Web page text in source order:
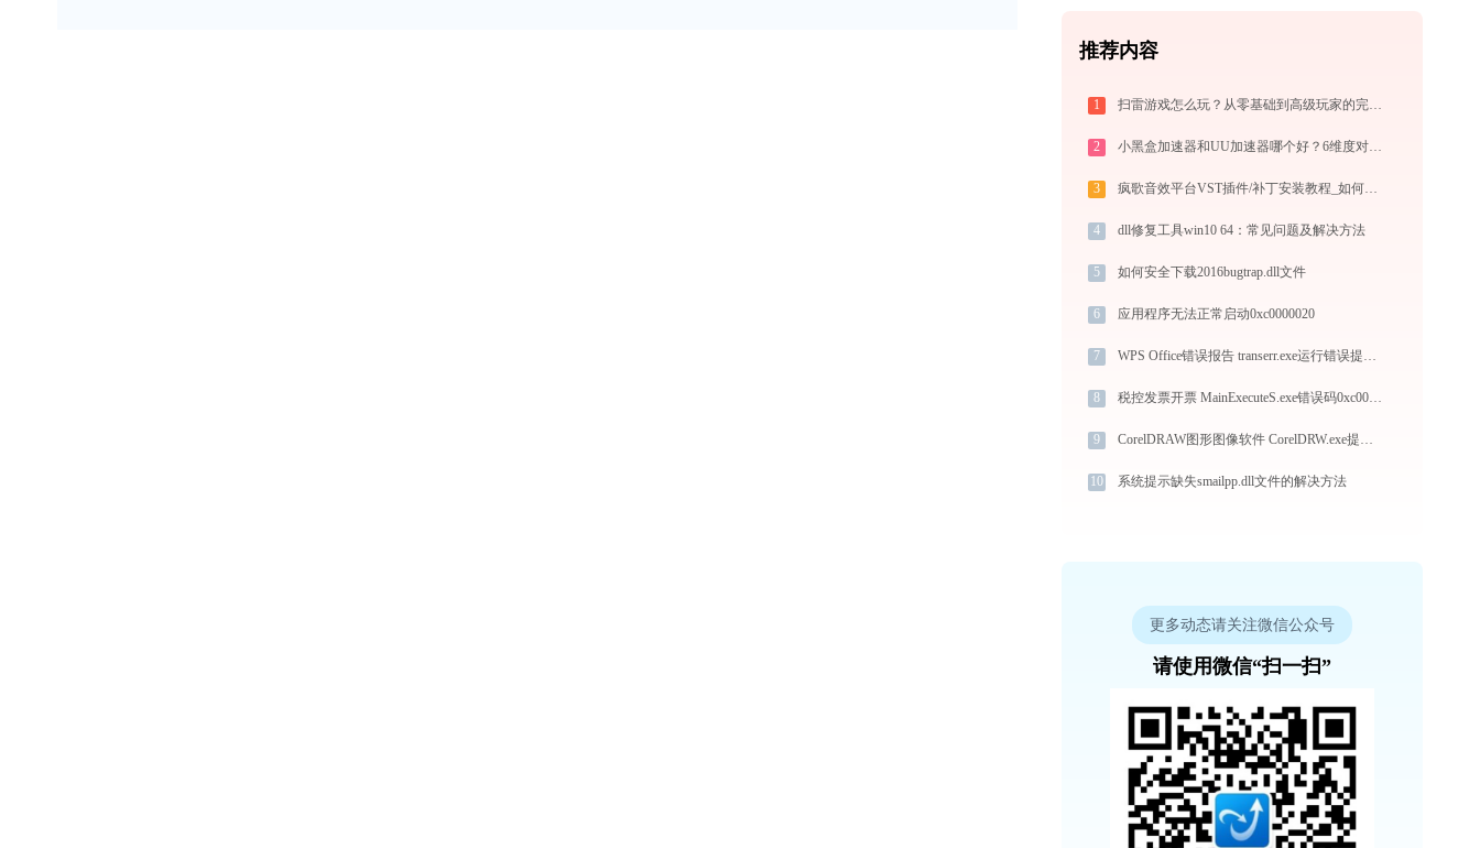
推荐内容
1 扫雷游戏怎么玩？从零基础到高级玩家的完全攻略（附必胜技巧）
2 小黑盒加速器和UU加速器哪个好？6维度对比指南
3 疯歌音效平台VST插件/补丁安装教程_如何加载插件效果包
4 dll修复工具win10 64：常见问题及解决方法
5 如何安全下载2016bugtrap.dll文件
6 应用程序无法正常启动0xc0000020
7 WPS Office错误报告 transerr.exe运行错误提示0xc000000d的解决办法
8 税控发票开票 MainExecuteS.exe错误码0xc000000d处理办法
9 CorelDRAW图形图像软件 CorelDRW.exe提示缺少concrt140.dll文件的解决办法
10 系统提示缺失smailpp.dll文件的解决方法
更多动态请关注微信公众号
请使用微信“扫一扫”